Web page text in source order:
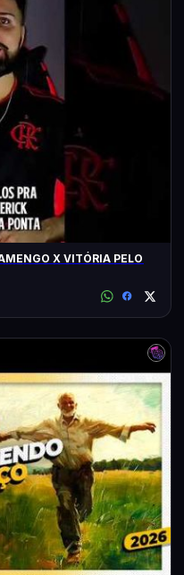
X VITÓRIA PELO